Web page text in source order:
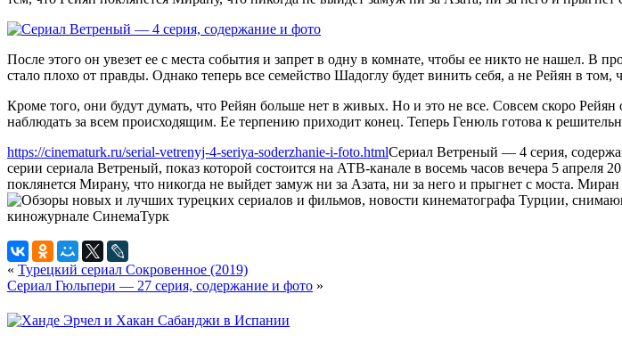
После этого он увезет ее с места события и запрет в одну в комнате, чтобы ее никто не нашел.
стало плохо от правды. Однако теперь все семейство Шадоглу будет винить себя, а не Рейян в том,
Кроме того, они будут думать, что Рейян больше нет в живых. Но и это не все. Совсем скоро
наблюдать за всем происходящим. Ее терпению приходит конец. Теперь Генюль готова к
https://cinematurk.ru/serial-vetrenyj-4-seriya-soderzhanie-i-foto.htmlСериал Ветреный — 4 серия,
серии сериала Ветреный, показ которой состоится на АТВ-канале в восемь часов вечера 5
поклянется Мирану, что никогда не выйдет замуж ни за Азата, ни за него и прыгнет с моста.
« Турецкий сериал Сокровенное (2019)
Сериал Гюльпери — 27 серия, содержание и фото »